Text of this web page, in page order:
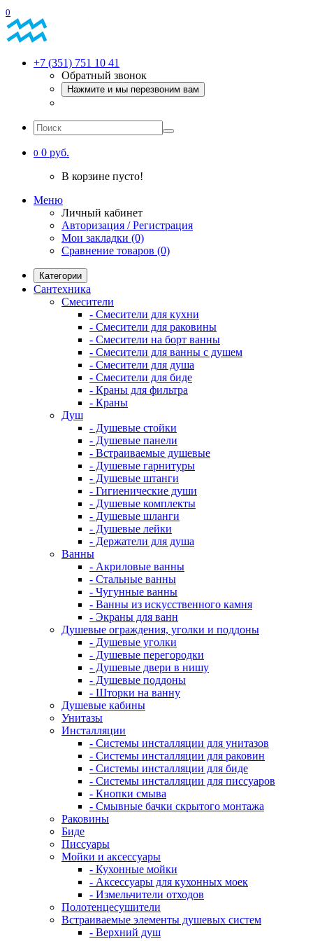
0
+7 (351) 751 10 41
Обратный звонок
Нажмите и мы перезвоним вам
0 0 руб.
В корзине пусто!
Меню
Личный кабинет
Авторизация / Регистрация
Мои закладки (0)
Сравнение товаров (0)
Категории
Сантехника
Смесители
- Смесители для кухни
- Смесители для раковины
- Смесители на борт ванны
- Смесители для ванны с душем
- Смесители для душа
- Смесители для биде
- Краны для фильтра
- Краны
Душ
- Душевые стойки
- Душевые панели
- Встраиваемые душевые
- Душевые гарнитуры
- Душевые штанги
- Гигиенические души
- Душевые комплекты
- Душевые шланги
- Душевые лейки
- Держатели для душа
Ванны
- Акриловые ванны
- Стальные ванны
- Чугунные ванны
- Ванны из искусственного камня
- Экраны для ванн
Душевые ограждения, уголки и поддоны
- Душевые уголки
- Душевые перегородки
- Душевые двери в нишу
- Душевые поддоны
- Шторки на ванну
Душевые кабины
Унитазы
Инсталляции
- Системы инсталляции для унитазов
- Системы инсталляции для раковин
- Системы инсталляции для биде
- Системы инсталляции для писсуаров
- Кнопки смыва
- Смывные бачки скрытого монтажа
Раковины
Биде
Писсуары
Мойки и аксессуары
- Кухонные мойки
- Аксессуары для кухонных моек
- Измельчители отходов
Полотенцесушители
Встраиваемые элементы душевых систем
- Верхний душ